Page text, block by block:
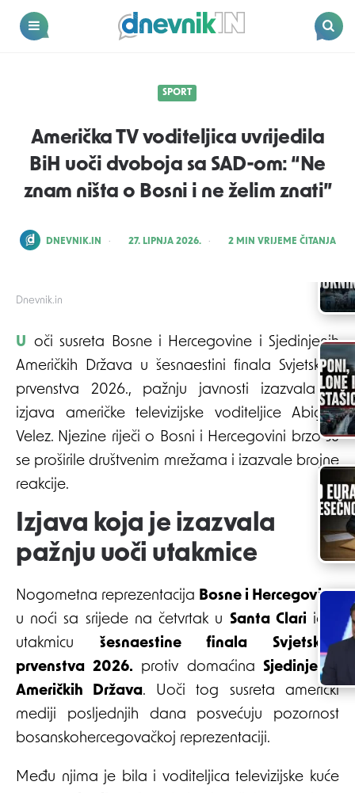
Dnevnik.in
Dnevnik.in
SPORT
Američka TV voditeljica uvrijedila
BiH uoči dvoboja sa SAD-om: “Ne
znam ništa o Bosni i ne želim znati”
POSTED
DNEVNIK.IN 27. LIPNJA 2026. 2MIN VRIJEME ČITANJA
Uoči susreta Bosne i Hercegovine i Sjedinjenih
Američkih Država u šesnaestini finala Svjetskog
prvenstva 2026., pažnju javnosti izazvala je
izjava američke televizijske voditeljice Abigail
Velez. Njezine riječi o Bosni i Hercegovini brzo su
se proširile društvenim mrežama i izazvale brojne
reakcije.
Izjava koja je izazvala
pažnju uoči utakmice
Nogometna reprezentacija Bosne i Hercegovine
u noći sa srijede na četvrtak u Santa Clari igra
utakmicu šesnaestine finala Svjetskog
prvenstva 2026. protiv domaćina Sjedinjenih
Američkih Država. Uoči tog susreta američki
mediji posljednjih dana posvećuju pozornost
bosanskohercegovačkoj reprezentaciji.
Među njima je bila i voditeljica televizijske kuće